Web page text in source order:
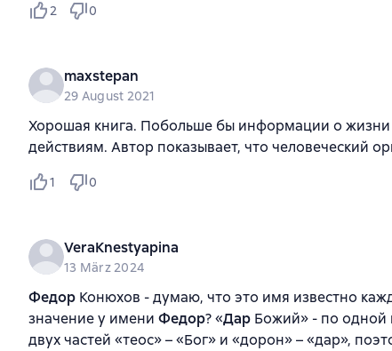
2 0
maxstepan
29 August 2021
Хорошая книга. Побольше бы информации о
действиям. Автор показывает, что человеческий
1 0
VeraKnestyapina
13 März 2024
Федор Конюхов - думаю, что это имя известно
значение у имени Федор? «Дар Божий» - по одной
двух частей «теос» – «Бог» и «дорон» – «дар»,